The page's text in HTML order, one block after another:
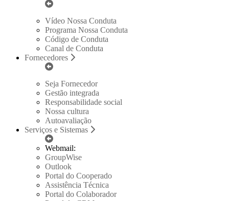
Vídeo Nossa Conduta
Programa Nossa Conduta
Código de Conduta
Canal de Conduta
Fornecedores
Seja Fornecedor
Gestão integrada
Responsabilidade social
Nossa cultura
Autoavaliação
Serviços e Sistemas
Webmail:
GroupWise
Outlook
Portal do Cooperado
Assistência Técnica
Portal do Colaborador